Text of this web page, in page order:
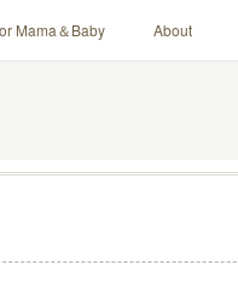
Mama＆Baby About